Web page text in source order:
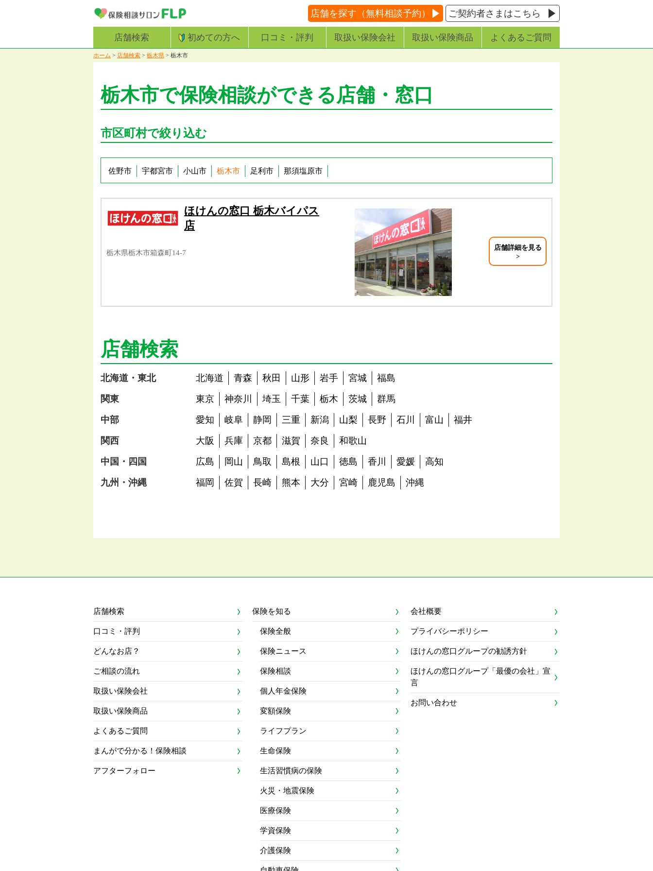
店舗を探す（無料相談予約） ご契約者さまはこちら
店舗検索 初めての方へ 口コミ・評判 取扱い保険会社 取扱い保険商品 よくあるご質問
ホーム > 店舗検索 > 栃木県 > 栃木市
栃木市で保険相談ができる店舗・窓口
市区町村で絞り込む
佐野市 宇都宮市 小山市 栃木市 足利市 那須塩原市
ほけんの窓口 栃木バイパス
店
栃木県栃木市箱森町14-7
店舗詳細を見る
店舗検索
北海道・東北 北海道 青森 秋田 山形 岩手 宮城 福島
関東 東京 神奈川 埼玉 千葉 栃木 茨城 群馬
中部 愛知 岐阜 静岡 三重 新潟 山梨 長野 石川 富山 福井
関西 大阪 兵庫 京都 滋賀 奈良 和歌山
中国・四国 広島 岡山 鳥取 島根 山口 徳島 香川 愛媛 高知
九州・沖縄 福岡 佐賀 長崎 熊本 大分 宮崎 鹿児島 沖縄
店舗検索
口コミ・評判
どんなお店？
ご相談の流れ
取扱い保険会社
取扱い保険商品
よくあるご質問
まんがで分かる！保険相談
アフターフォロー
保険を知る
保険全般
保険ニュース
保険相談
個人年金保険
変額保険
ライフプラン
生命保険
生活習慣病の保険
火災・地震保険
医療保険
学資保険
介護保険
会社概要
プライバシーポリシー
ほけんの窓口グループの勧誘方針
ほけんの窓口グループ「最優の会社」宣
言
お問い合わせ